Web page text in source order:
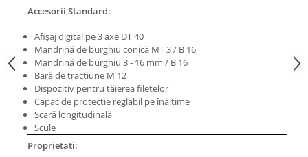
Masini de slefuit cutite de gravat
Masini de tesit
Masini pentru slefuit tevi
Masini universale de ascutit
Polizoare de banc
Masini de filetat
Masini pneumatice de filetat
Masini electrice de filetat
Accesorii Standard:
Afișaj digital pe 3 axe DT 40
Mandrină de burghiu conică MT 3 / B 16
Mandrină de burghiu 3 - 16 mm / B 16
Bară de tracțiune M 12
Dispozitiv pentru tăierea filetelor
Capac de protecție reglabil pe înălțime
Scară longitudinală
Scule
Proprietati: